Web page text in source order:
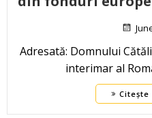
Adresată: Domnului
interimar al
Citește